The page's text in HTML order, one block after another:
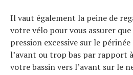
Il vaut également la peine de
votre vélo pour vous assurer que
pression excessive sur le
l’avant ou trop bas par rapport
votre bassin vers l’avant sur le